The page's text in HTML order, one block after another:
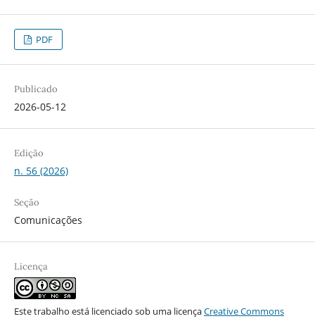
PDF
Publicado
2026-05-12
Edição
n. 56 (2026)
Seção
Comunicações
Licença
Este trabalho está licenciado sob uma licençaCreative Commons